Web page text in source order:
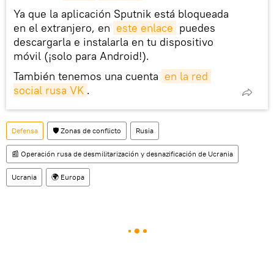
Ya que la aplicación Sputnik está bloqueada
en el extranjero, en este enlace puedes
descargarla e instalarla en tu dispositivo
móvil (¡solo para Android!).
También tenemos una cuenta en la red
social rusa VK .
Defensa 🛡️ Zonas de conflicto Rusia
📰 Operación rusa de desmilitarización y desnazificación de Ucrania
Ucrania 🌍 Europa